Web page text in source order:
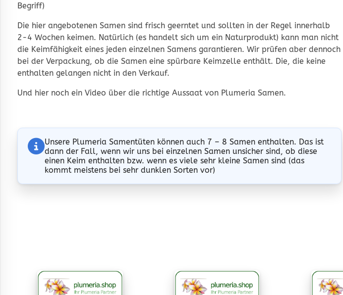
Begriff)
Die hier angebotenen Samen sind frisch geerntet und sollten in der Regel innerhalb
2-4 Wochen keimen. Natürlich (es handelt sich um ein Naturprodukt) kann man nicht
die Keimfähigkeit eines jeden einzelnen Samens garantieren. Wir prüfen aber dennoch
bei der Verpackung, ob die Samen eine spürbare Keimzelle enthält. Die, die keine
enthalten gelangen nicht in den Verkauf.
Und hier noch ein Video über die richtige Aussaat von Plumeria Samen.
Unsere Plumeria Samentüten können auch 7 – 8 Samen enthalten. Das ist
dann der Fall, wenn wir uns bei einzelnen Samen unsicher sind, ob diese
einen Keim enthalten bzw. wenn es viele sehr kleine Samen sind (das
kommt meistens bei sehr dunklen Sorten vor)